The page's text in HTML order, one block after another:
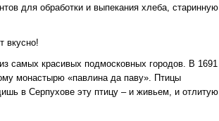
для обработки и выпекания хлеба, старинную
вкусно!
самых красивых подмосковных городов. В 1691
монастырю «павлина да паву». Птицы
в Серпухове эту птицу – и живьем, и отлитую